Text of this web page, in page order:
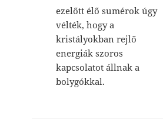
ezelőtt élő sumérok úgy
vélték, hogy a
kristályokban rejlő
energiák szoros
kapcsolatot állnak a
bolygókkal.